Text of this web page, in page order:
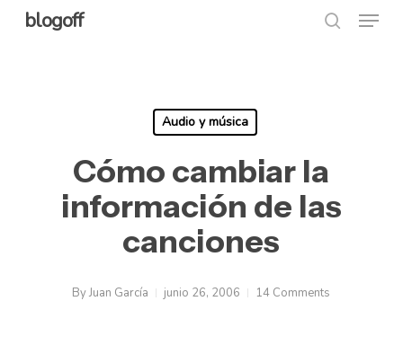
Skipblogoff Menu
Audio y música
Cómo cambiar la
información de las
canciones
ByJuan García junio 26, 2006 14 Comments